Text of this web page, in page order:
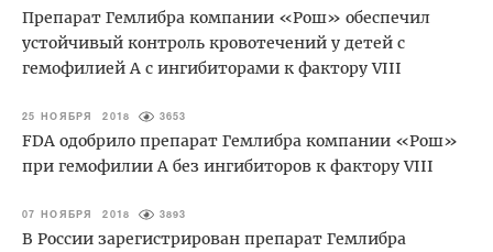
Препарат Гемлибра компании «Рош» обеспечил
устойчивый контроль кровотечений у детей с
гемофилией А с ингибиторами к фактору VIII
25 НОЯБРЯ 2018 3653
FDA одобрило препарат Гемлибра компании «Рош»
при гемофилии А без ингибиторов к фактору VIII
07 НОЯБРЯ 2018 3893
В России зарегистрирован препарат Гемлибра